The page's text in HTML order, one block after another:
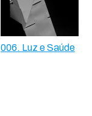
006. Luz e Saúde